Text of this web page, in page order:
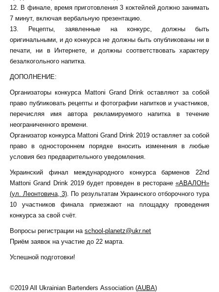
12. В финале, время приготовления 3 коктейлей должно занимать
7 минут, включая вербальную презентацию.
13. Рецепты, заявленные на конкурс, должны быть
оригинальными, и до конкурса не должны быть опубликованы ни в
печати, ни в Интернете, и должны соответствовать характеру
безалкогольного напитка.
ДОПОЛНЕНИЕ:
Организаторы конкурса Mattoni Grand Drink оставляют за собой
право публиковать рецепты и фотографии напитков и участников,
перечисляя имя автора рекламируемого напитка в течение
неограниченного времени.
Организатор конкурса Mattoni Grand Drink 2019 оставляет за собой
право в одностороннем порядке вносить изменения в любые
условия без предварительного уведомления.
Украинский финал международного конкурса барменов 22nd
Mattoni Grand Drink 2019 будет проведен в ресторане «АВАЛОН»
(ул. Леонтовича, 3). По результатам Украинского отборочного тура
10 участников финала приезжают на площадку проведения
конкурса за свой счёт.
Вопросы регистрации на school-planetz@ukr.net
Приём заявок на участие до 22 марта.
Успешной подготовки!
©2019 All Ukrainian Bartenders Association (AUBA)